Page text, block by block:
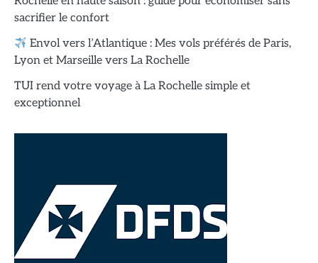
sacrifier le confort
Envol vers l’Atlantique : Mes vols préférés de Paris,
Lyon et Marseille vers La Rochelle
TUI rend votre voyage à La Rochelle simple et
exceptionnel